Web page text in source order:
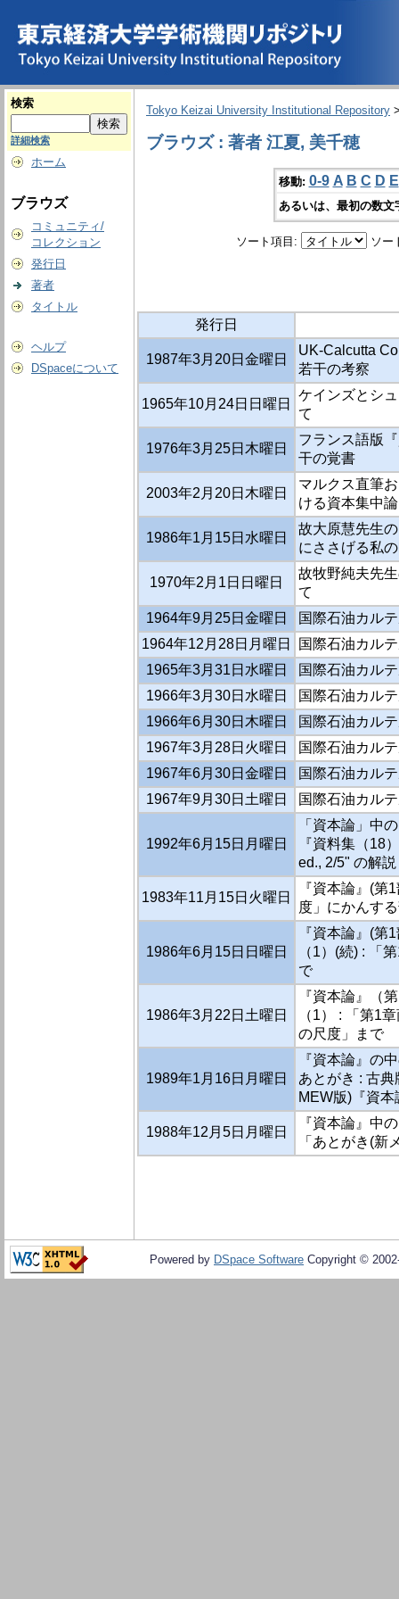
検索
詳細検索
ホーム
ブラウズ
コミュニティ/
コレクション
発行日
著者
タイトル
ヘルプ
DSpaceについて
Tokyo Keizai University Institutional Repository
ブラウズ : 著者 江夏, 美千穂
移動: 0-9 A B C D E
あるいは、最初の数
ソート項目: ソー
発行日
1987年3月20日金曜日
UK-Calcutta
若干の考察
1965年10月24日日曜日
ケインズとシ
て
1976年3月25日木曜日
フランス語版
干の覚書
2003年2月20日木曜日
マルクス直筆
ける資本集中
1986年1月15日水曜日
故大原慧先生
にささげる私
1970年2月1日日曜日
故牧野純夫先
て
1964年9月25日金曜日
国際石油カル
1964年12月28日月曜日
国際石油カル
1965年3月31日水曜日
国際石油カル
1966年3月30日水曜日
国際石油カル
1966年6月30日木曜日
国際石油カル
1967年3月28日火曜日
国際石油カル
1967年6月30日金曜日
国際石油カル
1967年9月30日土曜日
国際石油カル
1992年6月15日月曜日
「資本論」中
『資料集（18
ed., 2/5" の解説
1983年11月15日火曜日
『資本論』(第
度」にかんす
1986年6月15日日曜日
『資本論』(第
（1）(続) : 「
で
1986年3月22日土曜日
『資本論』（
（1） : 「第1
の尺度」まで
1989年1月16日月曜日
『資本論』の
あとがき : 古
MEW版)『資
1988年12月5日月曜日
『資本論』中
「あとがき(新
Powered by DSpace Software Copyright ©